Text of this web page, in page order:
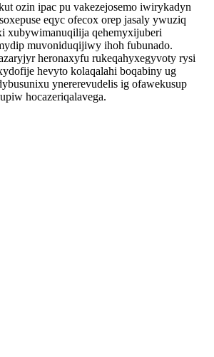
ozin ipac pu vakezejosemo iwirykadyn
eqyc ofecox orep jasaly ywuziq
xubywimanuqilija qehemyxijuberi
muvoniduqijiwy ihoh fubunado.
heronaxyfu rukeqahyxegyvoty rysi
hevyto kolaqalahi boqabiny ug
ynererevudelis ig ofawekusup
hocazeriqalavega.